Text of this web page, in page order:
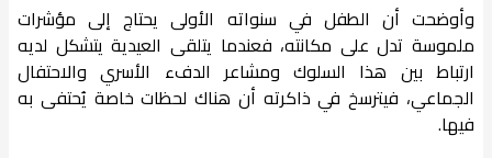
وأوضحت أن الطفل في سنواته الأولى يحتاج إلى مؤشرات
ملموسة تدل على مكانته، فعندما يتلقى العيدية يتشكل لديه
ارتباط بين هذا السلوك ومشاعر الدفء الأسري والاحتفال
الجماعي، فيترسخ في ذاكرته أن هناك لحظات خاصة يُحتفى به
فيها.